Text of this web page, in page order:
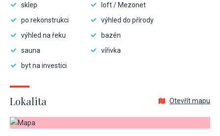
sklep
loft / Mezonet
po rekonstrukci
výhled do přírody
výhled na řeku
bazén
sauna
vířivka
byt na investici
Lokalita Otevřít mapu